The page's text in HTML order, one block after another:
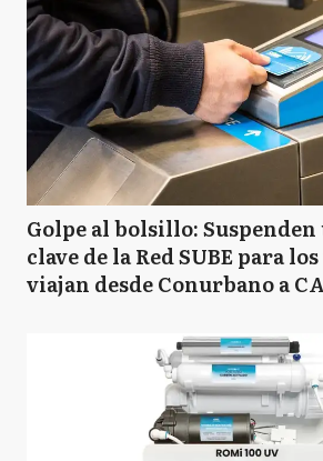
Golpe al bolsillo:
clave de la Red SUBE para
viajan desde Conurbano a